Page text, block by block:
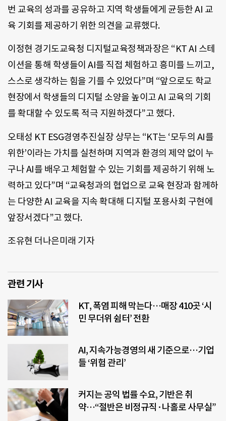
번 교육의 성과를 공유하고 지역 학생들에게 균등한 AI 교
육 기회를 제공하기 위한 의견을 교류했다.
이정현 경기도교육청 디지털교육정책과장은 “KT AI 스테
이션을 통해 학생들이 AI를 직접 체험하고 흥미를 느끼고,
스스로 생각하는 힘을 기를 수 있었다”며 “앞으로도 학교
현장에서 학생들의 디지털 소양을 높이고 AI 교육의 기회
를 확대할 수 있도록 적극 지원하겠다”고 했다.
오태성 KT ESG경영추진실장 상무는 “KT는 ‘모두의 AI를
위한’이라는 가치를 실천하며 지역과 환경의 제약 없이 누
구나 AI를 배우고 체험할 수 있는 기회를 제공하기 위해 노
력하고 있다”며 “교육청과의 협업으로 교육 현장과 함께하
는 다양한 AI 교육을 지속 확대해 디지털 포용사회 구현에
앞장서겠다”고 했다.
조유현 더나은미래 기자
관련 기사
KT, 폭염 피해 막는다…매장 410곳 ‘시
민 무더위 쉼터’ 전환
AI, 지속가능경영의 새 기준으로…기업
들 ‘위험 관리’
커지는 공익 법률 수요, 기반은 취
약…“절반은 비정규직·나홀로 사무실”